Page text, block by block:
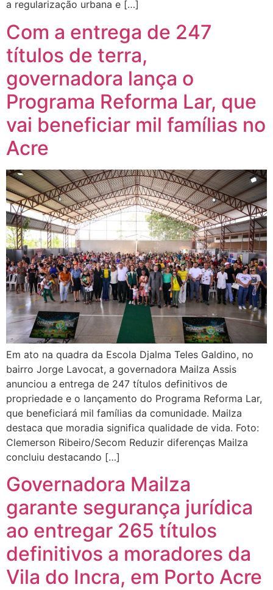
a regularização urbana e […]
Com a entrega de 247
títulos de terra,
governadora lança o
Programa Reforma Lar, que
vai beneficiar mil famílias no
Acre
Em ato na quadra da Escola Djalma Teles Galdino, no
bairro Jorge Lavocat, a governadora Mailza Assis
anunciou a entrega de 247 títulos definitivos de
propriedade e o lançamento do Programa Reforma Lar,
que beneficiará mil famílias da comunidade. Mailza
destaca que moradia significa qualidade de vida. Foto:
Clemerson Ribeiro/Secom Reduzir diferenças Mailza
concluiu destacando […]
Governadora Mailza
garante segurança jurídica
ao entregar 265 títulos
definitivos a moradores da
Vila do Incra, em Porto Acre